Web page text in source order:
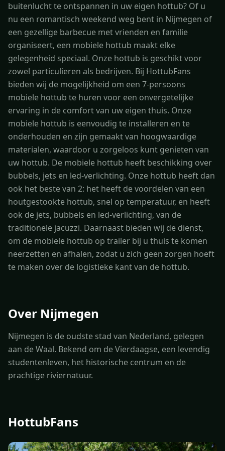
buitenlucht te ontspannen in uw eigen hottub? Of u
nu een romantisch weekend weg bent in Nijmegen of
een gezellige barbecue met vrienden en familie
organiseert, een mobiele hottub maakt elke
gelegenheid speciaal. Onze hottub is geschikt voor
zowel particulieren als bedrijven. Bij HottubFans
bieden wij de mogelijkheid om een 7-persoons
mobiele hottub te huren voor een onvergetelijke
ervaring in de comfort van uw eigen thuis. Onze
mobiele hottub is eenvoudig te installeren en te
onderhouden en zijn gemaakt van hoogwaardige
materialen, waardoor u zorgeloos kunt genieten van
uw hottub. De mobiele hottub heeft beschikking over
bubbels, jets en led-verlichting. Onze hottub heeft dan
ook het beste van 2: het heeft de voordelen van een
houtgestookte hottub, snel op temperatuur, en heeft
ook de jets, bubbels en led-verlichting, van de
traditionele jacuzzi. Daarnaast bieden wij de dienst,
om de mobiele hottub op trailer bij u thuis te komen
neerzetten en afhalen, zodat u zich geen zorgen hoeft
te maken over de logistieke kant van de hottub.
Over Nijmegen
Nijmegen is de oudste stad van Nederland, gelegen
aan de Waal. Bekend om de Vierdaagse, een levendig
studentenleven, het historische centrum en de
prachtige riviernatuur.
HottubFans